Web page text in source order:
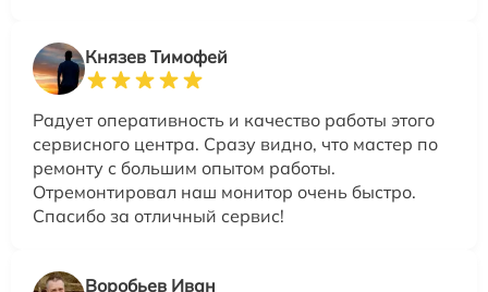
Князев Тимофей
Радует оперативность и качество работы этого
сервисного центра. Сразу видно, что мастер по
ремонту с большим опытом работы.
Отремонтировал наш монитор очень быстро.
Спасибо за отличный сервис!
Воробьев Иван